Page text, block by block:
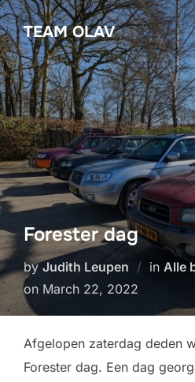
Skip
to
content
TEAM OLAV
Forester dag
byJudith Leupen in Alle
on Posted
March 22, 2022
Afgelopen zaterdag deden
Forester dag. Een dag